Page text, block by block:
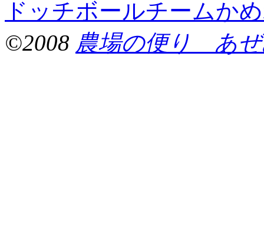
ドッチボールチームか
©2008 農場の便り あぜ